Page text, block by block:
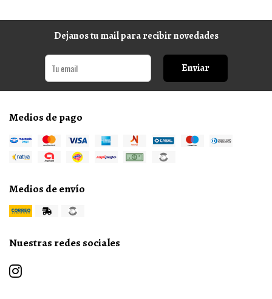
Dejanos tu mail para recibir novedades
Enviar
Medios de pago
Medios de envío
Nuestras redes sociales